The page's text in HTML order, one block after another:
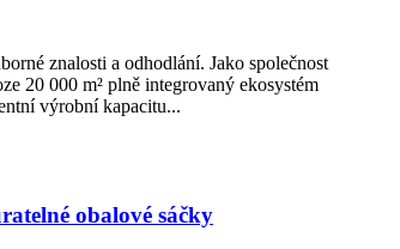
znalosti a odhodlání. Jako společnost
20 000 m² plně integrovaný ekosystém
výrobní kapacitu...
obalové sáčky